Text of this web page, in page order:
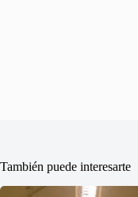
También puede interesarte